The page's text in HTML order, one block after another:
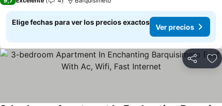
Elige fechas para ver los precios exactos
Ver precios
Compartir